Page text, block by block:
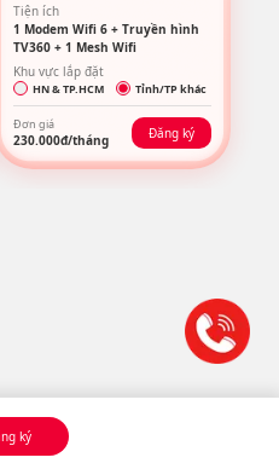
Tiện ích
1 Modem Wifi 6 + Truyền hình
TV360 + 1 Mesh Wifi
Khu vực lắp đặt
HN & TP.HCM Tỉnh/TP khác
Đơn giá
230.000đ/tháng Đăng ký
ký